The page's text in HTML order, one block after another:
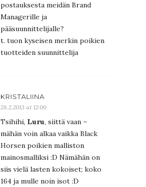
postauksesta meidän Brand
Managerille ja
pääsuunnittelijalle?
t. tuon kyseisen merkin poikien
tuotteiden suunnittelija
KRISTALIINA
28.2.2013 at 12:00
Tsihihi, Luru, siittä vaan –
mähän voin alkaa vaikka Black
Horsen poikien malliston
mainosmalliksi :D Nämähän on
siis vielä lasten kokoiset; koko
164 ja mulle noin isot :D